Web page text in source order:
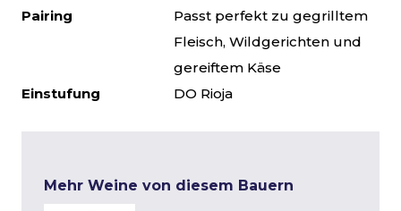
Pairing
Passt perfekt zu gegrilltem
Fleisch, Wildgerichten und
gereiftem Käse
Einstufung
DO Rioja
Mehr Weine von diesem Bauern